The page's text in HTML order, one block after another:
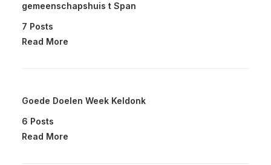
gemeenschapshuis t Span
7 Posts
Read More
Goede Doelen Week Keldonk
6 Posts
Read More